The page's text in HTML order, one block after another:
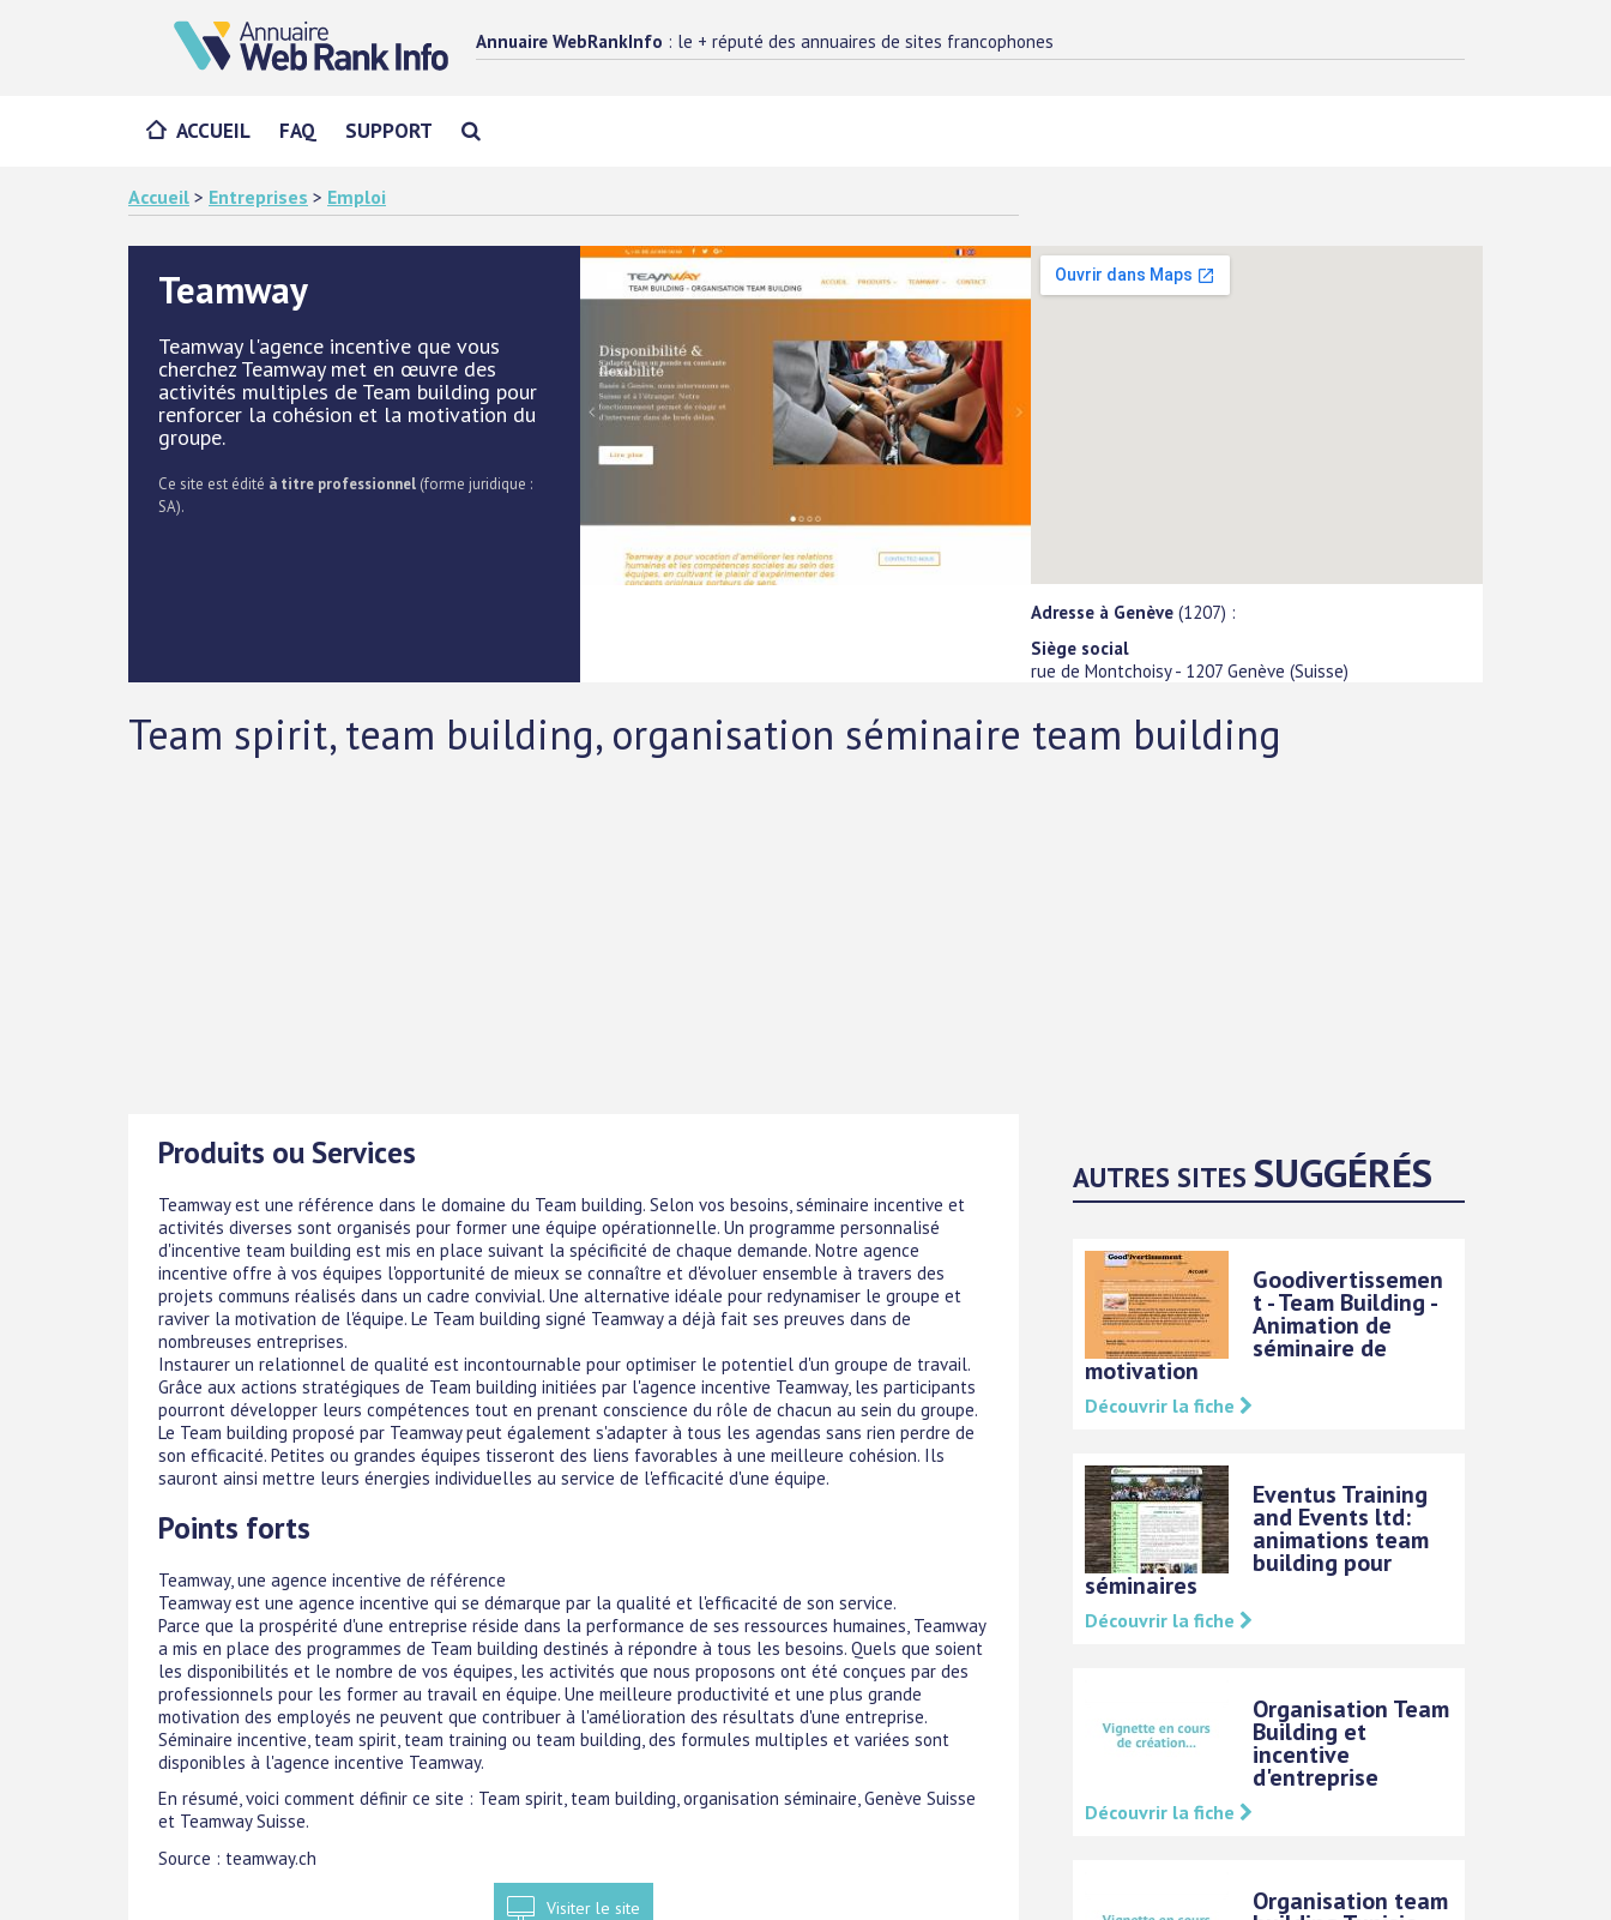
Annuaire WebRankInfo : le + réputé des annuaires de sites francophones
ACCUEIL FAQ SUPPORT
Accueil > Entreprises > Emploi
Teamway
Teamway l'agence incentive que vous
cherchez Teamway met en œuvre des
activités multiples de Team building pour
renforcer la cohésion et la motivation du
groupe.
Ce site est édité à titre professionnel (forme juridique :
SA).
Adresse à Genève (1207) :
Siège social
rue de Montchoisy- 1207 Genève (Suisse)
Team spirit, team building, organisation séminaire team building
Produits ou Services
Teamway est une référence dans le domaine du Team building. Selon vos besoins, séminaire incentive et
activités diverses sont organisés pour former une équipe opérationnelle. Un programme personnalisé
d'incentive team building est mis en place suivant la spécificité de chaque demande. Notre agence
incentive offre à vos équipes l'opportunité de mieux se connaître et d'évoluer ensemble à travers des
projets communs réalisés dans un cadre convivial. Une alternative idéale pour redynamiser le groupe et
raviver la motivation de l'équipe. Le Team building signé Teamway a déjà fait ses preuves dans de
nombreuses entreprises.
Instaurer un relationnel de qualité est incontournable pour optimiser le potentiel d'un groupe de travail.
Grâce aux actions stratégiques de Team building initiées par l'agence incentive Teamway, les participants
pourront développer leurs compétences tout en prenant conscience du rôle de chacun au sein du groupe.
Le Team building proposé par Teamway peut également s'adapter à tous les agendas sans rien perdre de
son efficacité. Petites ou grandes équipes tisseront des liens favorables à une meilleure cohésion. Ils
sauront ainsi mettre leurs énergies individuelles au service de l'efficacité d'une équipe.
Points forts
Teamway, une agence incentive de référence
Teamway est une agence incentive qui se démarque par la qualité et l'efficacité de son service.
Parce que la prospérité d'une entreprise réside dans la performance de ses ressources humaines, Teamway
a mis en place des programmes de Team building destinés à répondre à tous les besoins. Quels que soient
les disponibilités et le nombre de vos équipes, les activités que nous proposons ont été conçues par des
professionnels pour les former au travail en équipe. Une meilleure productivité et une plus grande
motivation des employés ne peuvent que contribuer à l'amélioration des résultats d'une entreprise.
Séminaire incentive, team spirit, team training ou team building, des formules multiples et variées sont
disponibles à l'agence incentive Teamway.
En résumé, voici comment définir ce site : Team spirit, team building, organisation séminaire, Genève Suisse
et Teamway Suisse.
Source : teamway.ch
Visiter le site
AUTRES SITESSUGGÉRÉS
Goodivertissemen
t - Team Building -
Animation de
séminaire de
motivation
Découvrir la fiche
Eventus Training
and Events ltd:
animations team
building pour
séminaires
Découvrir la fiche
Organisation Team
Building et
incentive
d'entreprise
Découvrir la fiche
Organisation team